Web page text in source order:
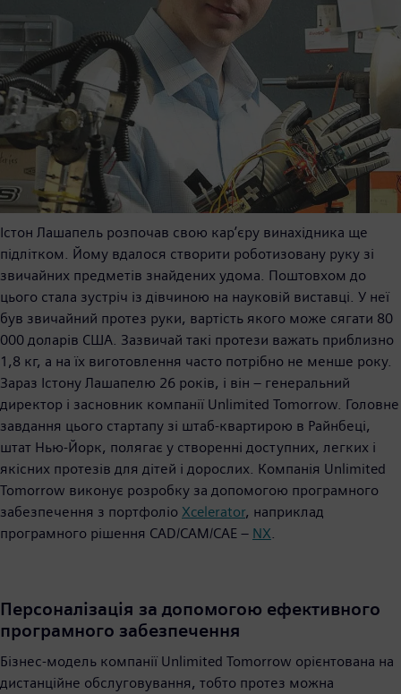
Істон Лашапель розпочав свою кар’єру винахідника ще
підлітком. Йому вдалося створити роботизовану руку зі
звичайних предметів знайдених удома. Поштовхом до
цього стала зустріч із дівчиною на науковій виставці. У неї
був звичайний протез руки, вартість якого може сягати 80
000 доларів США. Зазвичай такі протези важать приблизно
1,8 кг, а на їх виготовлення часто потрібно не менше року.
Зараз Істону Лашапелю 26 років, і він – генеральний
директор і засновник компанії Unlimited Tomorrow. Головне
завдання цього стартапу зі штаб-квартирою в Райнбеці,
штат Нью-Йорк, полягає у створенні доступних, легких і
якісних протезів для дітей і дорослих. Компанія Unlimited
Tomorrow виконує розробку за допомогою програмного
забезпечення з портфоліо Xcelerator, наприклад
програмного рішення CAD/CAM/CAE – NX.
Персоналізація за допомогою ефективного
програмного забезпечення
Бізнес-модель компанії Unlimited Tomorrow орієнтована на
дистанційне обслуговування, тобто протез можна